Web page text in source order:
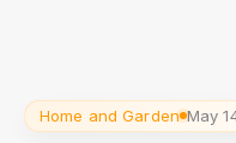
Home and Garden May